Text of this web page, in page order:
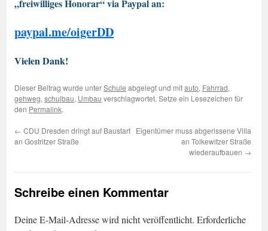
„freiwilliges Honorar“ via Paypal an:
paypal.me/oigerDD
Vielen Dank!
Dieser Beitrag wurde unterSchule abgelegt und mitauto, Fahrrad,
gehweg, schulbau, Umbau verschlagwortet. Setze ein Lesezeichen für
den Permalink.
← CDU Dresden dringt auf Baustart
an Gostritzer Straße
Eigentümer muss abgerissene Villa
an Tolkewitzer Straße
wiederaufbauen →
Schreibe einen Kommentar
Deine E-Mail-Adresse wird nicht veröffentlicht. Erforderliche